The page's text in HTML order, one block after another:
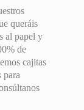
queráis
al papel y
de
cajitas
para